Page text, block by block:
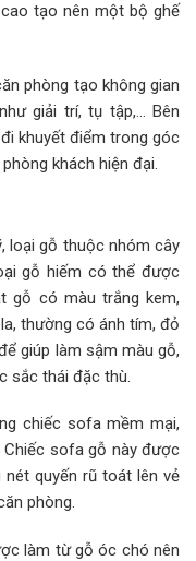
tạo nên một bộ ghế
phòng tạo không gian
giải trí, tụ tập,… Bên
khuyết điểm trong góc
khách hiện đại.
loại gỗ thuộc nhóm cây
gỗ hiếm có thể được
gỗ có màu trắng kem,
thường có ánh tím, đỏ
giúp làm sậm màu gỗ,
sắc thái đặc thù.
chiếc sofa mềm mại,
sofa gỗ này được
quyến rũ toát lên vẻ
phòng.
làm từ gỗ óc chó nên